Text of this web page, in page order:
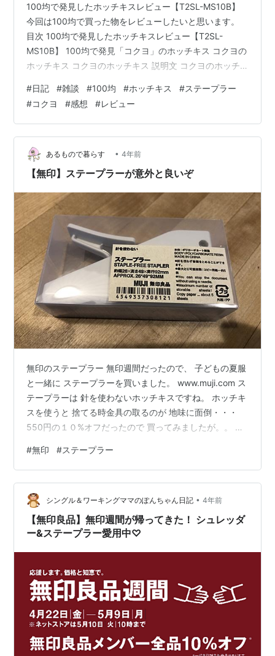
100均で発見したホッチキスレビュー【T2SL-MS10B】
今回は100均で買った物をレビューしたいと思います。
目次 100均で発見したホッチキスレビュー【T2SL-
MS10B】 100均で発見「コクヨ」のホッチキス コクヨの
ホッチキス コクヨのホッチキス 説明文 コクヨのホッチ
のホッチキス 使用してみた感想 100均のコクヨのホッチ
キス【レビューまとめ】 100均で発見「コクヨ」のホッ
チキス つむらさん、このホッチキス、どうなんでしょ
う？？ 100均にコクヨのホッチキス？！ コクヨのホッチ
キス コクヨのホッチキスです。 お値段100…
#日記 #雑談 #100均 #ホッチキス #ステープラー
#コクヨ #感想 #レビュー
あるもので暮らす • 4年前
【無印】ステープラーが意外と良いぞ
無印のステープラー 無印週間だったので、 子どもの夏服
と一緒に ステープラーを買いました。 www.muji.com ス
テープラーは 針を使わないホッチキスですね。 ホッチキ
スを使うと 捨てる時金具の取るのが 地味に面倒・・・
550円の１０%オフだったので 買ってみましたが。。 色
められるのか ちょい不安(^◇^;) わかりやすく折り紙で
↑こんな風に、まあ ホッチキスと同じように挟みます。
矢印・・？ 想像とちと違う！ なんか複雑に切れ込まれて
る？ 折り紙の裏 カットされた部分が 裏に織り込まれて
る？ なんかそんな感じ。 これは取れにく…
#無印 #ステープラー
シングル＆ワーキングママのぽんちゃん日記 • 4年前
【無印良品】無印週間が帰ってきた！ シュレッダ
ー&ステープラー愛用中♡